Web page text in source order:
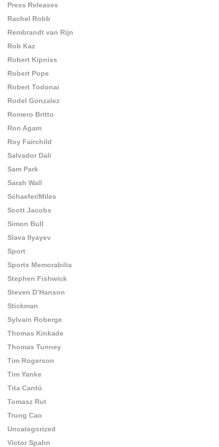
Press Releases
Rachel Robb
Rembrandt van Rijn
Rob Kaz
Robert Kipniss
Robert Pope
Robert Todonai
Rodel Gonzalez
Romero Britto
Ron Agam
Roy Fairchild
Salvador Dali
Sam Park
Sarah Wall
Schaefer/Miles
Scott Jacobs
Simon Bull
Slava Ilyayev
Sport
Sports Memorabilia
Stephen Fishwick
Steven D’Hanson
Stickman
Sylvain Roberge
Thomas Kinkade
Thomas Tunney
Tim Rogerson
Tim Yanke
Tita Cantú
Tomasz Rut
Trung Cao
Uncategorized
Victor Spahn